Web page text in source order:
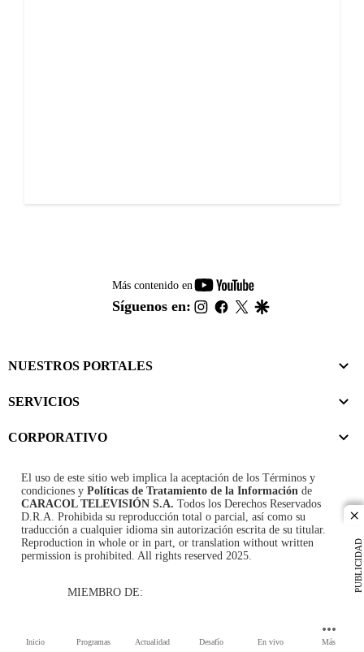
Inicio Programas Actualidad Desafío En vivo Más
PUBLICIDAD
Más contenido en
youtube-
footer
Síguenos en: instagram
facebook
twitter
NUESTROS PORTALES
SERVICIOS
CORPORATIVO
El uso de este sitio web implica la aceptación de los Términos y
condiciones y Políticas de Tratamiento de la Información de
CARACOL TELEVISIÓN S.A. Todos los Derechos Reservados
D.R.A. Prohibida su reproducción total o parcial, así como su
traducción a cualquier idioma sin autorización escrita de su titular.
Reproduction in whole or in part, or translation without written
permission is prohibited. All rights reserved 2025.
MIEMBRO DE: